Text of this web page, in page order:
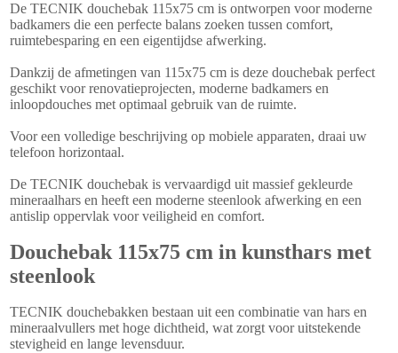
De TECNIK douchebak 115x75 cm is ontworpen voor moderne
badkamers die een perfecte balans zoeken tussen comfort,
ruimtebesparing en een eigentijdse afwerking.
Dankzij de afmetingen van 115x75 cm is deze douchebak perfect
geschikt voor renovatieprojecten, moderne badkamers en
inloopdouches met optimaal gebruik van de ruimte.
Voor een volledige beschrijving op mobiele apparaten, draai uw
telefoon horizontaal.
De TECNIK douchebak is vervaardigd uit massief gekleurde
mineraalhars en heeft een moderne steenlook afwerking en een
antislip oppervlak voor veiligheid en comfort.
Douchebak 115x75 cm in kunsthars met
steenlook
TECNIK douchebakken bestaan uit een combinatie van hars en
mineraalvullers met hoge dichtheid, wat zorgt voor uitstekende
stevigheid en lange levensduur.